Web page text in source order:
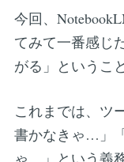
今回、
てみて一番感じ
がる」というこ
これまでは、ツ
書かなきゃ…」
ゃ…」という義